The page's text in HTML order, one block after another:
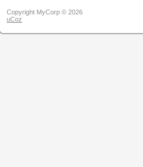
Copyright MyCorp © 2026
uCoz